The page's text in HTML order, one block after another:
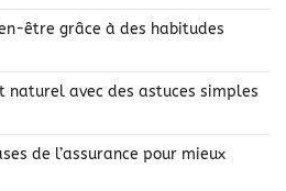
être grâce à des habitudes
naturel avec des astuces simples
de l’assurance pour mieux